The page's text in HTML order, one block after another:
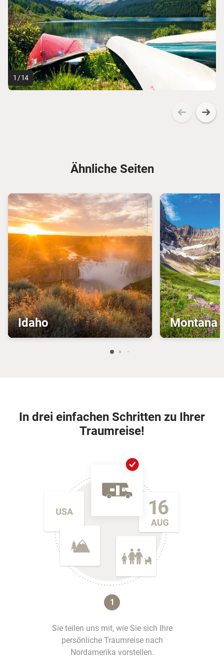
1 /14
Ähnliche Seiten
Idaho
© Idaho Tourism
Montana
In drei einfachen Schritten zu Ihrer
Traumreise!
1
Sie teilen uns mit, wie Sie sich Ihre
persönliche Traumreise nach
Nordamerika vorstellen.